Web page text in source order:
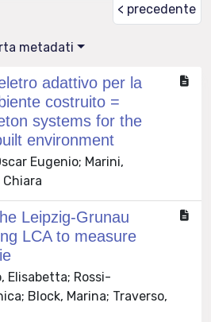
< precedente
metadati
adattivo per la
costruito =
systems for the
environment
Eugenio; Marini,
Leipzig-Grunau
LCA to measure
Elisabetta; Rossi-
Block, Marina; Traverso,